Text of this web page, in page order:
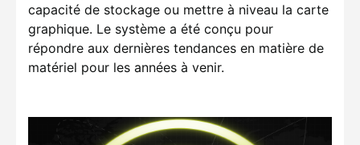
capacité de stockage ou mettre à niveau la carte
graphique. Le système a été conçu pour
répondre aux dernières tendances en matière de
matériel pour les années à venir.